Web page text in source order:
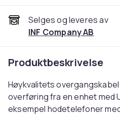
Selges og leveres av
INF Company AB
Produktbeskrivelse
Høykvalitets
overføring fra en enhet med
eksempel hodetelefoner